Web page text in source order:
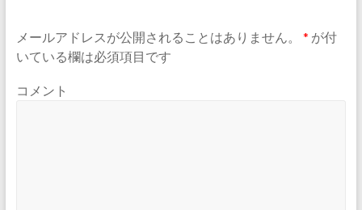
メールアドレスが公開されることはありません。 * が付
いている欄は必須項目です
コメント